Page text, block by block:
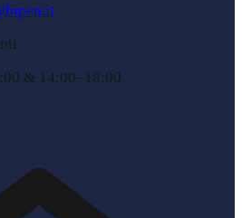
& 14:00–18:00